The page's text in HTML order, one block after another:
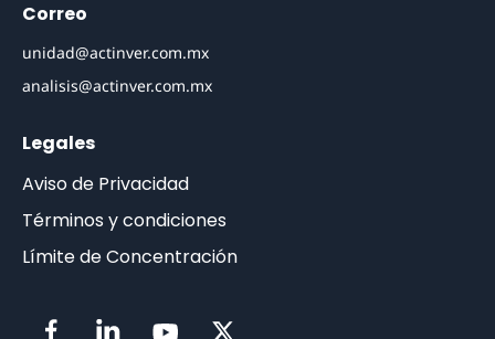
Correo
unidad@actinver.com.mx
analisis@actinver.com.mx
Legales
Aviso de Privacidad
Términos y condiciones
Límite de Concentración